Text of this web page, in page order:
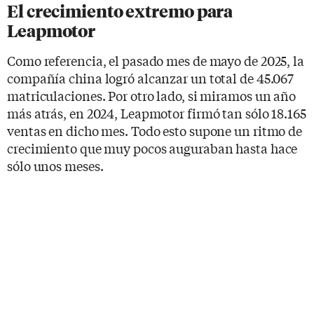
El crecimiento extremo para
Leapmotor
Como referencia, el pasado mes de mayo de 2025, la
compañía china logró alcanzar un total de 45.067
matriculaciones. Por otro lado, si miramos un año
más atrás, en 2024, Leapmotor firmó tan sólo 18.165
ventas en dicho mes. Todo esto supone un ritmo de
crecimiento que muy pocos auguraban hasta hace
sólo unos meses.